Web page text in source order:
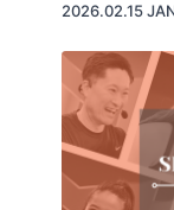
2026.02.15